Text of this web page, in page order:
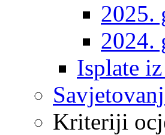
2025.
2024.
Isplate
Kriteriji